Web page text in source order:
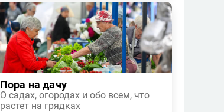
Пора на дачу
О садах, огородах и обо всем, что
растет на грядках